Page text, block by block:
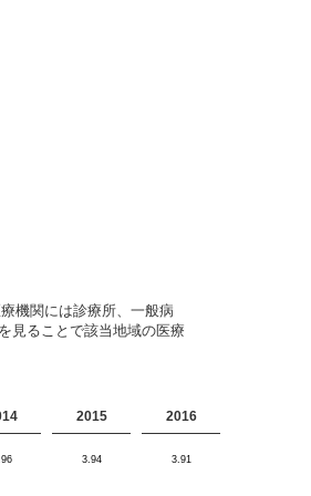
機関には診療所、一般病
見ることで該当地域の医療
2015 2016
3.94 3.91